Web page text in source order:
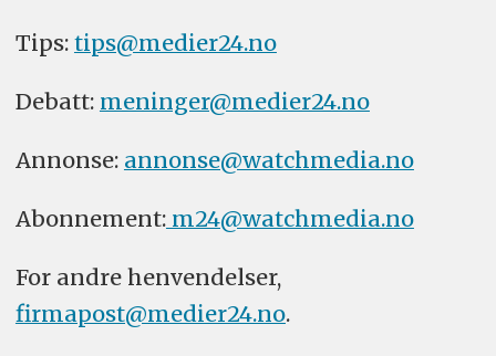
Tips: tips@medier24.no
Debatt: meninger@medier24.no
Annonse: annonse@watchmedia.no
Abonnement:m24@watchmedia.no
For andre henvendelser,
firmapost@medier24.no.